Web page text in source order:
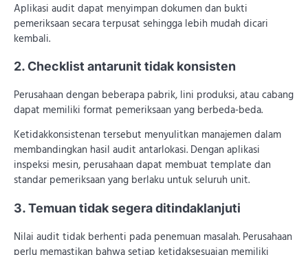
Aplikasi audit dapat menyimpan dokumen dan bukti
pemeriksaan secara terpusat sehingga lebih mudah dicari
kembali.
2. Checklist antarunit tidak konsisten
Perusahaan dengan beberapa pabrik, lini produksi, atau cabang
dapat memiliki format pemeriksaan yang berbeda-beda.
Ketidakkonsistenan tersebut menyulitkan manajemen dalam
membandingkan hasil audit antarlokasi. Dengan aplikasi
inspeksi mesin, perusahaan dapat membuat template dan
standar pemeriksaan yang berlaku untuk seluruh unit.
3. Temuan tidak segera ditindaklanjuti
Nilai audit tidak berhenti pada penemuan masalah. Perusahaan
perlu memastikan bahwa setiap ketidaksesuaian memiliki